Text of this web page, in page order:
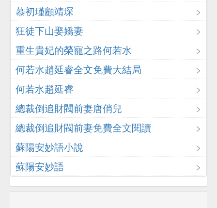
慕初瑾顧靖琛
狂徒下山娶嬌妻
重生貴妃的榮寵之路何若水
何若水趙延睿全文免費大結局
何若水趙延睿
總裁倒追財閥前妻唐俏兒
總裁倒追財閥前妻免費全文閱讀
蘇陽安妙語小說
蘇陽安妙語